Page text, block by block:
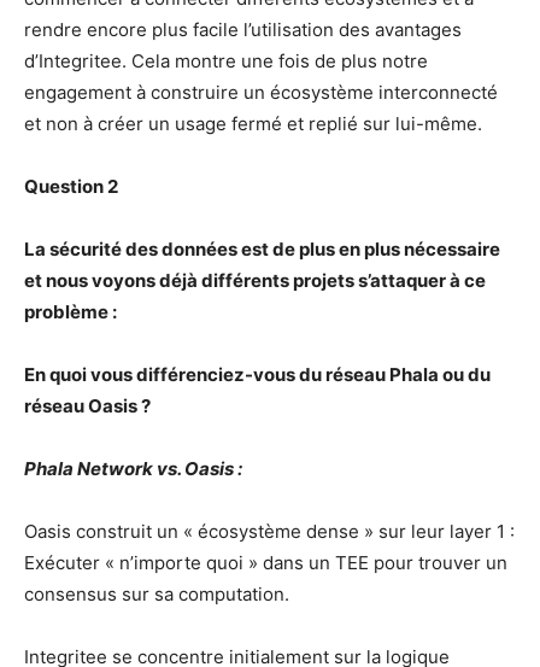
rendre encore plus facile l’utilisation des avantages
d’Integritee. Cela montre une fois de plus notre
engagement à construire un écosystème interconnecté
et non à créer un usage fermé et replié sur lui-même.
Question 2
La sécurité des données est de plus en plus nécessaire
et nous voyons déjà différents projets s’attaquer à ce
problème :
En quoi vous différenciez-vous du réseau Phala ou du
réseau Oasis ?
Phala Network vs. Oasis :
Oasis construit un « écosystème dense » sur leur layer 1 :
Exécuter « n’importe quoi » dans un TEE pour trouver un
consensus sur sa computation.
Integritee se concentre initialement sur la logique